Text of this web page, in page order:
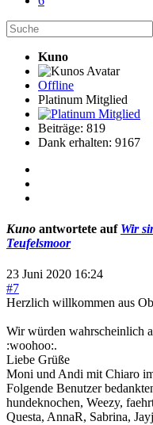
Kuno
Offline
Platinum Mitglied
Beiträge: 819
Dank erhalten: 9167
Kuno antwortete auf Wir
Teufelsmoor
23 Juni 2020 16:24
#7
Herzlich willkommen aus
Wir würden wahrscheinlich
:woohoo:.
Liebe Grüße
Moni und Andi mit Chiaro
Folgende Benutzer
hundeknochen, Weezy,
Questa, AnnaR, Sabrina,